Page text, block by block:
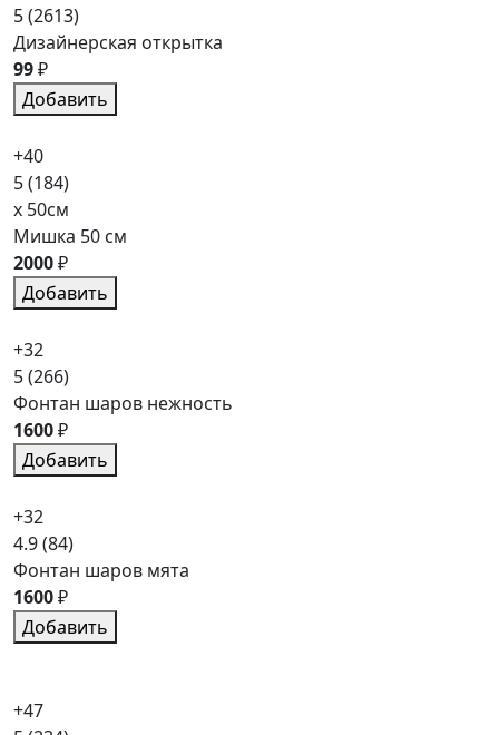
5(2613)
Дизайнерская открытка
99₽
Добавить
+40
5(184)
x 50см
Мишка 50 см
2000₽
Добавить
+32
5(266)
Фонтан шаров нежность
1600₽
Добавить
+32
4.9(84)
Фонтан шаров мята
1600₽
Добавить
+47